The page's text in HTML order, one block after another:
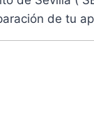
de tu